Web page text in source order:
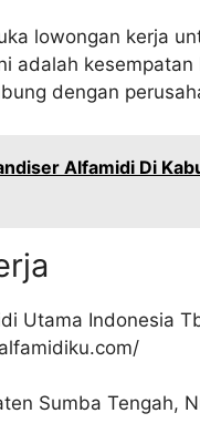
lowongan kerja
adalah
dengan
Alfamidi Di
Utama Indonesia
Sumba Tengah,